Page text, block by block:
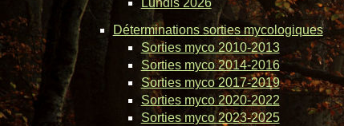
Lundis 2026
Déterminations sorties mycologiques
Sorties myco 2010-2013
Sorties myco 2014-2016
Sorties myco 2017-2019
Sorties myco 2020-2022
Sorties myco 2023-2025